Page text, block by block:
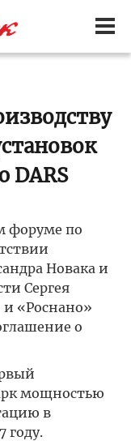
форуме по
Новака и
Сергея
«Роснано»
о
мощностью
в
году.